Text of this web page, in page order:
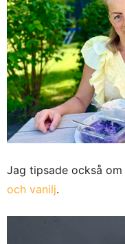
Jag tipsade också om
och vanilj.